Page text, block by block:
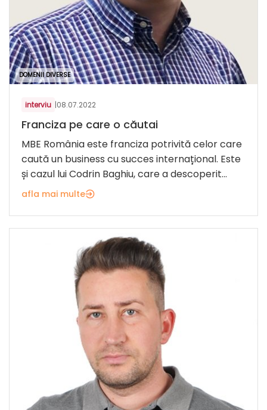
DOMENII DIVERSE
interviu |08.07.2022
Franciza pe care o căutai
MBE România este franciza potrivită celor care
caută un business cu succes internațional. Este
și cazul lui Codrin Baghiu, care a descoperit...
afla mai multe